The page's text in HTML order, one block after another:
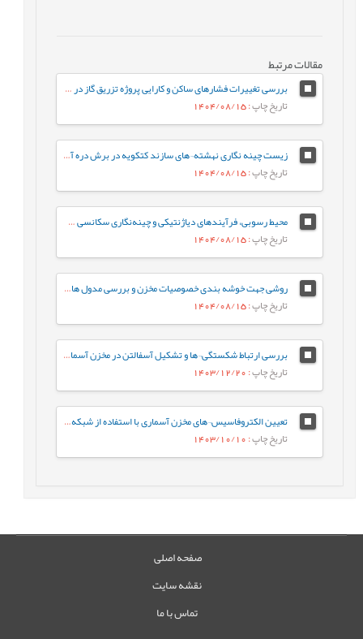
مقالات مرتبط
بررسی تغییرات فشارهای ساکن و کارایی پروژه تزریق گاز در مخزن آسماری –پابده یکی از میادین جنوب غرب ایران با استفاده از نرم¬افزار ArcGIS
تاریخ چاپ: 1404/08/15
زیست چینه نگاری نهشته¬های سازند کتکویه در برش دره آسیاب، شمال غرب کرمان (جنوب شرق زرند) براساس فونای کنودونتی
تاریخ چاپ: 1404/08/15
محیط رسوبی، فرآیندهای دیاژنتیکی و چینه‌نگاری سکانسی سازند فهلیان در میدان جفیر، دشت آبادان، جنوب غرب ايران
تاریخ چاپ: 1404/08/15
روشی جهت خوشه بندی خصوصیات مخزن و بررسی مدول های الاستیک و پارامترهای مقاومتی محاسبه شده با ستون سنگ شناسی و مقدار تخلخل حاصل از لاگ و مغزه
تاریخ چاپ: 1404/08/15
بررسی ارتباط شکستگی¬ها و تشكيل آسفالتن در مخزن آسماری، ميدان نفتی كوپال
تاریخ چاپ: 1403/12/20
تعیین الکتروفاسیس¬های مخزن آسماری با استفاده از شبکه عصبی SOM در میدان نفتی قلعه‌نار
تاریخ چاپ: 1403/10/10
صفحه اصلی
نقشه سایت
تماس با ما